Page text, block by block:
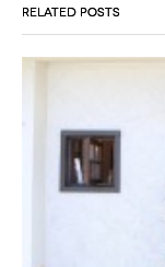
RELATED POSTS